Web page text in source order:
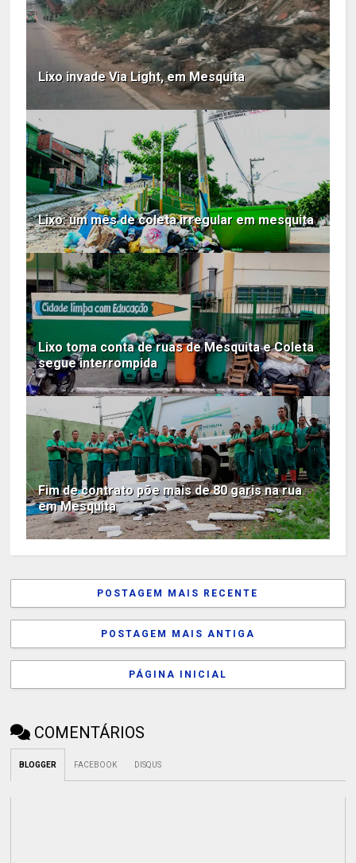
Lixo invade Via Light, em Mesquita
Lixo: um mês de coleta irregular em mesquita
Lixo toma conta de ruas de Mesquita e Coleta
segue interrompida
Fim de contrato põe mais de 80 garis na rua
em Mesquita
POSTAGEM MAIS RECENTE
POSTAGEM MAIS ANTIGA
PÁGINA INICIAL
COMENTÁRIOS
BLOGGER FACEBOOK DISQUS